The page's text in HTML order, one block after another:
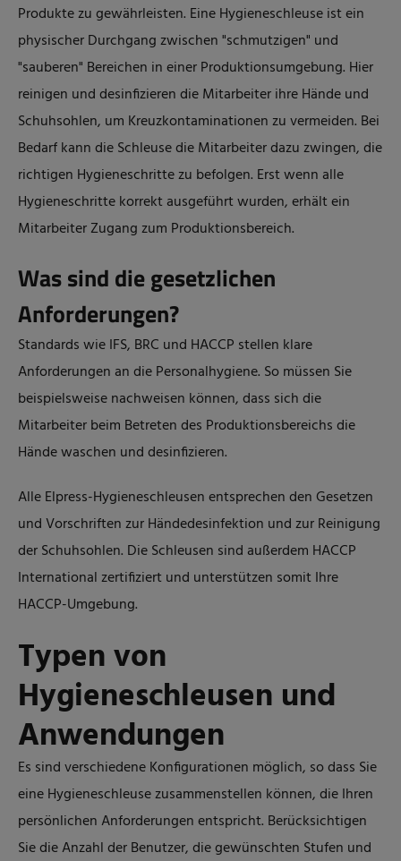
Produkte zu gewährleisten. Eine Hygieneschleuse ist ein
physischer Durchgang zwischen "schmutzigen" und
"sauberen" Bereichen in einer Produktionsumgebung. Hier
reinigen und desinfizieren die Mitarbeiter ihre Hände und
Schuhsohlen, um Kreuzkontaminationen zu vermeiden. Bei
Bedarf kann die Schleuse die Mitarbeiter dazu zwingen, die
richtigen Hygieneschritte zu befolgen. Erst wenn alle
Hygieneschritte korrekt ausgeführt wurden, erhält ein
Mitarbeiter Zugang zum Produktionsbereich.
Was sind die gesetzlichen
Anforderungen?
Standards wie IFS, BRC und HACCP stellen klare
Anforderungen an die Personalhygiene. So müssen Sie
beispielsweise nachweisen können, dass sich die
Mitarbeiter beim Betreten des Produktionsbereichs die
Hände waschen und desinfizieren.
Alle Elpress-Hygieneschleusen entsprechen den Gesetzen
und Vorschriften zur Händedesinfektion und zur Reinigung
der Schuhsohlen. Die Schleusen sind außerdem HACCP
International zertifiziert und unterstützen somit Ihre
HACCP-Umgebung.
Typen von
Hygieneschleusen und
Anwendungen
Es sind verschiedene Konfigurationen möglich, so dass Sie
eine Hygieneschleuse zusammenstellen können, die Ihren
persönlichen Anforderungen entspricht. Berücksichtigen
Sie die Anzahl der Benutzer, die gewünschten Stufen und